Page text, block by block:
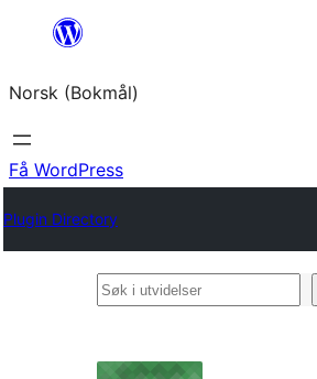
Hopp
innhold
Norsk (Bokmål)
Få WordPress
Plugin Directory
Søk